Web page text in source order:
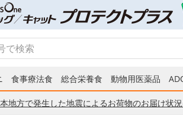
食事療法食 総合栄養食 動物用医薬品
地方で発生した地震によるお荷物のお届け状況